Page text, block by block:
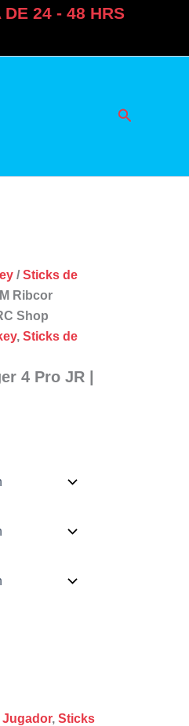
DE 24 - 48 HRS
Buscar
/Sticks de
Ribcor
Shop
, Sticks de
4 Pro JR |
Jugador, Sticks